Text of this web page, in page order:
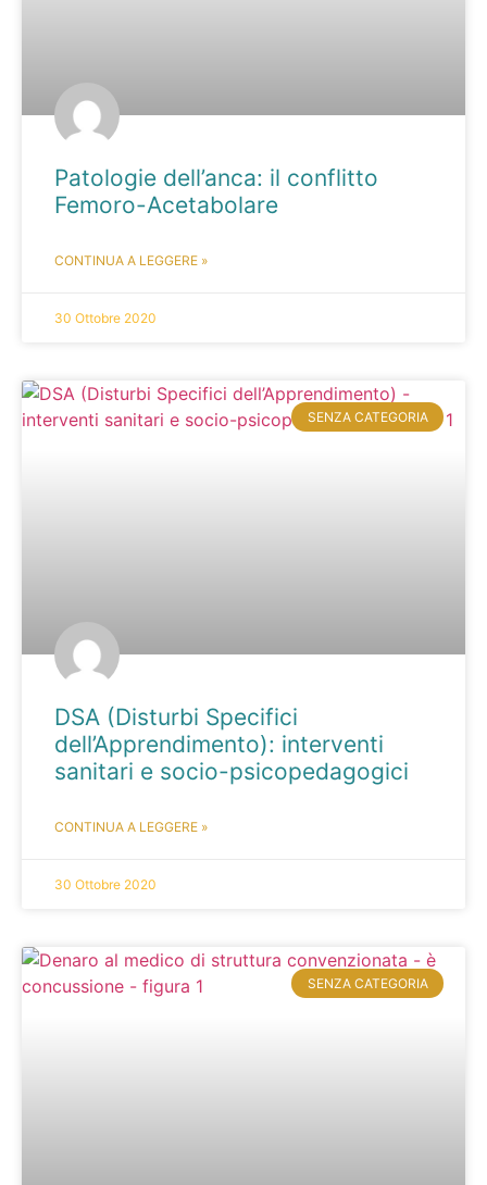
Patologie dell’anca: il conflitto
Femoro-Acetabolare
CONTINUA A LEGGERE »
30 Ottobre 2020
SENZA CATEGORIA
DSA (Disturbi Specifici
dell’Apprendimento): interventi
sanitari e socio-psicopedagogici
CONTINUA A LEGGERE »
30 Ottobre 2020
SENZA CATEGORIA